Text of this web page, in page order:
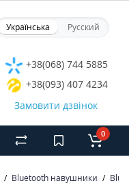
Українська Русский
+38(068) 744 5885
+38(093) 407 4234
Замовити дзвінок
0
Bluetooth навушники